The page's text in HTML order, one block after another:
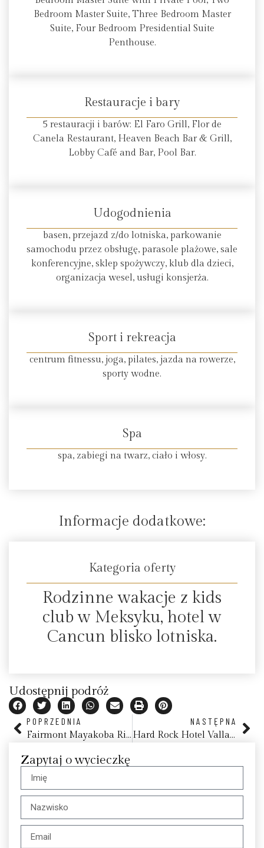
Bedroom Master Suite, Three Bedroom Master
Suite, Four Bedroom Presidential Suite
Penthouse.
Restauracje i bary
5 restauracji i barów: El Faro Grill, Flor de
Canela Restaurant, Heaven Beach Bar & Grill,
Lobby Café and Bar, Pool Bar.
Udogodnienia
basen, przejazd z/do lotniska, parkowanie
samochodu przez obsługę, parasole plażowe, sale
konferencyjne, sklep spożywczy, klub dla dzieci,
organizacja wesel, usługi konsjerża.
Sport i rekreacja
centrum fitnessu, joga, pilates, jazda na rowerze,
sporty wodne.
Spa
spa, zabiegi na twarz, ciało i włosy.
Informacje dodatkowe:
Kategoria oferty
Rodzinne wakacje z kids
club w Meksyku, hotel w
Cancun blisko lotniska.
Udostępnij podróż
POPRZEDNIA
Fairmont Mayakoba Riviera Maya
NASTĘPNA
Hard Rock Hotel Vallarta
Zapytaj o wycieczkę